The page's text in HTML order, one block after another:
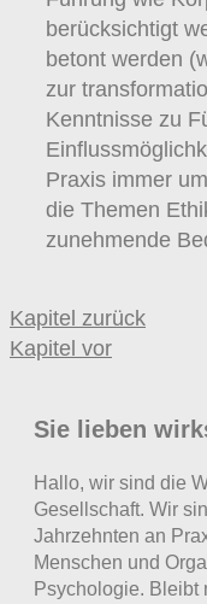
berücksichtigt
betont werden
zur
Kenntnisse zu
Praxis immer
die Themen
zunehmende
Kapitel zurück
Kapitel vor
Sie lieben
Hallo, wir sind die
Gesellschaft. Wir
Jahrzehnten an
Menschen und
Psychologie. Bleibt